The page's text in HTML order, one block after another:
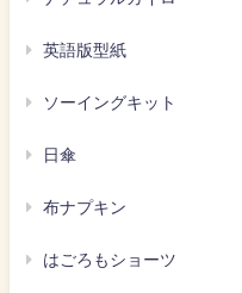
英語版型紙
ソーイングキット
日傘
布ナプキン
はごろもショーツ